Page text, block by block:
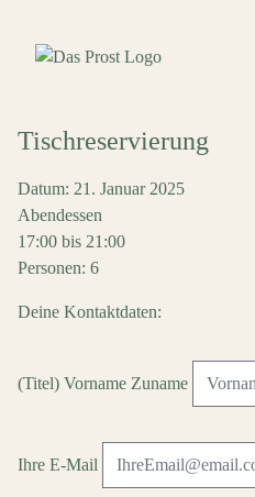
Tischreservierung
Datum: 21. Januar 2025
Abendessen
17:00 bis 21:00
Personen: 6
Deine Kontaktdaten:
(Titel) Vorname Zuname
Ihre E-Mail